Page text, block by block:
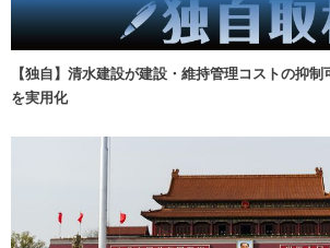
【独自】清水建設が建設・維持管理コストの抑
を実用化